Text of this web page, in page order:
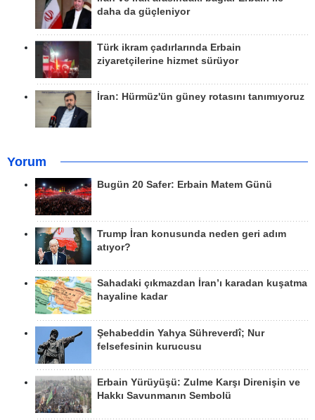
daha da güçleniyor
Türk ikram çadırlarında Erbain
ziyaretçilerine hizmet sürüyor
İran: Hürmüz'ün güney rotasını tanımıyoruz
Yorum
Bugün 20 Safer: Erbain Matem Günü
Trump İran konusunda neden geri adım
atıyor?
Sahadaki çıkmazdan İran’ı karadan kuşatma
hayaline kadar
Şehabeddin Yahya Sühreverdî; Nur
felsefesinin kurucusu
Erbain Yürüyüşü: Zulme Karşı Direnişin ve
Hakkı Savunmanın Sembolü